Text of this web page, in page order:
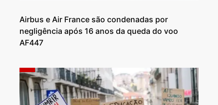
Airbus e Air France são condenadas por
negligência após 16 anos da queda do voo
AF447